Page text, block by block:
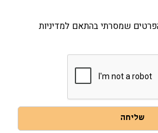
שמסרתי בהתאם למדיניות
שליחה